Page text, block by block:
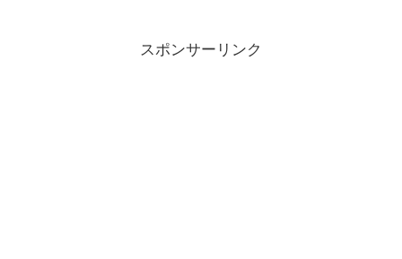
スポンサーリンク